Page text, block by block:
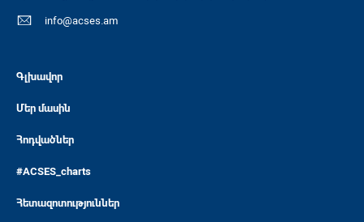
info@acses.am
Գլխավոր
Մեր մասին
Հոդվածներ
#ACSES_charts
Հետազոտություններ